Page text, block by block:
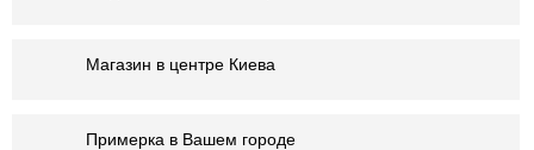
Магазин в центре Киева
Примерка в Вашем городе